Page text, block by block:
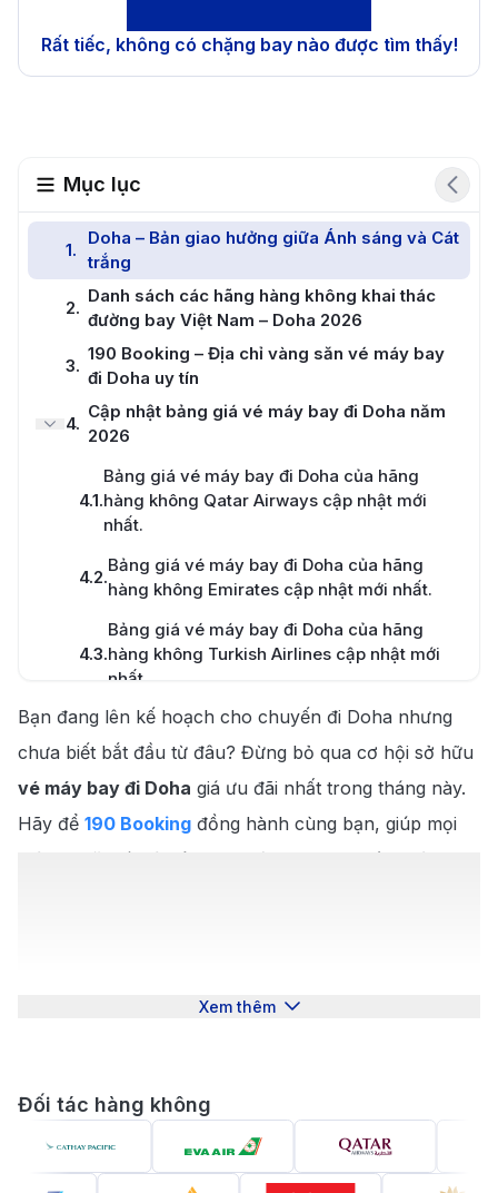
Rất tiếc, không có chặng bay nào được tìm thấy!
Mục lục
1.
Doha – Bản giao hưởng giữa Ánh sáng và Cát
trắng
2.
Danh sách các hãng hàng không khai thác
đường bay Việt Nam – Doha 2026
3.
190 Booking – Địa chỉ vàng săn vé máy bay
đi Doha uy tín
4.
Cập nhật bảng giá vé máy bay đi Doha năm
2026
4.1.
Bảng giá vé máy bay đi Doha của hãng
hàng không Qatar Airways cập nhật mới
nhất.
4.2.
Bảng giá vé máy bay đi Doha của hãng
hàng không Emirates cập nhật mới nhất.
4.3.
Bảng giá vé máy bay đi Doha của hãng
hàng không Turkish Airlines cập nhật mới
nhất.
5.
Thời điểm lý tưởng để đánh thức mọi giác
8 tuyệt chiêu săn vé máy bay đi Doha cực rẻ
7.
Chìa Khóa Mở Cánh Cửa Thủ Đô Doha - Quy
trình Visa tiện lợi
trung tâm
10.Cẩm nang du lịch Doha tự túc
Khám phá nét đẹp văn hóa Trung Đông
Bạn đang lên kế hoạch cho chuyến đi Doha nhưng
chưa biết bắt đầu từ đâu? Đừng bỏ qua cơ hội sở hữu
vé máy bay đi Doha giá ưu đãi nhất trong tháng này.
Hãy để 190 Booking đồng hành cùng bạn, giúp mọi
thủ tục đặt vé trở nên đơn giản, nhanh chóng và cực
sáng và Cát trắng
Xem thêm
Đối tác hàng không